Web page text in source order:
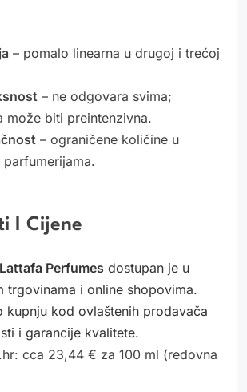
– pomalo linearna u drugoj i trećoj
– ne odgovara svima;
može biti preintenzivna.
– ograničene količine u
parfumerijama.
I Cijene
Perfumes dostupan je u
trgovinama i online shopovima.
kupnju kod ovlaštenih prodavača
i garancije kvalitete.
cca 23,44 € za 100 ml (redovna